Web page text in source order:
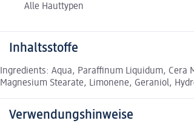
Alle Hauttypen
Inhaltsstoffe
Ingredients: Aqua, Paraffinum Liquidum,
Magnesium Stearate, Limonene, Geraniol,
Verwendungshinweise